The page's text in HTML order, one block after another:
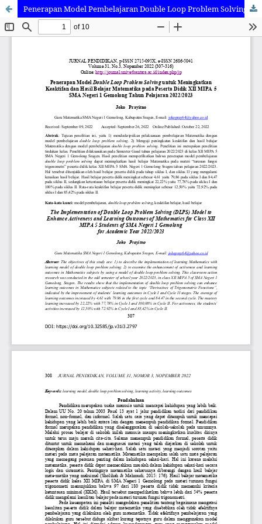
Penerapan Model Pembelajaran Double Loop Problem Solving untuk Meningkatkan Keaktifan dan Hasil Belajar Matematika pada Siswa Kelas XII MIPA 5 SMA Negeri 1 Gemolong Tahun Pelajaran 2022/2023